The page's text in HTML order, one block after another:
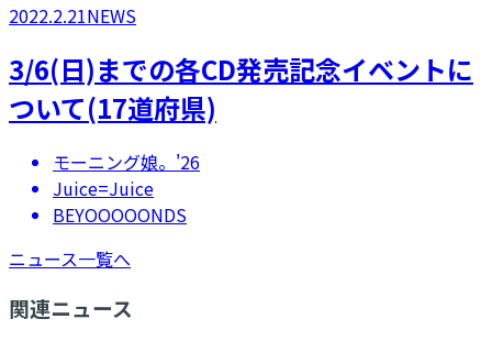
2022.2.21NEWS
3/6(日)までの各CD発売記念イベントに
ついて(17道府県)
モーニング娘。'26
Juice=Juice
BEYOOOOONDS
ニュース一覧へ
関連ニュース